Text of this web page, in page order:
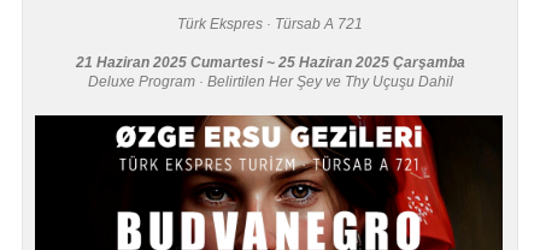
Türk Ekspres · Türsab A 721
21 Haziran 2025 Cumartesi ~ 25 Haziran 2025 Çarşamba
Deluxe Program · Belirtilen Her Şey ve Thy Uçuşu Dahil